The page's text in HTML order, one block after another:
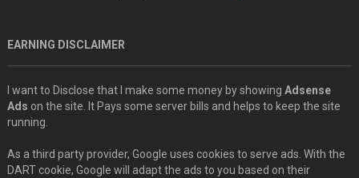
EARNING DISCLAIMER
I want to Disclose that I make some money by showing Adsense
Ads on the site. It Pays some server bills and helps to keep the site
running.
As a third party provider, Google uses cookies to serve ads. With the
DART cookie, Google will adapt the ads to you based on their